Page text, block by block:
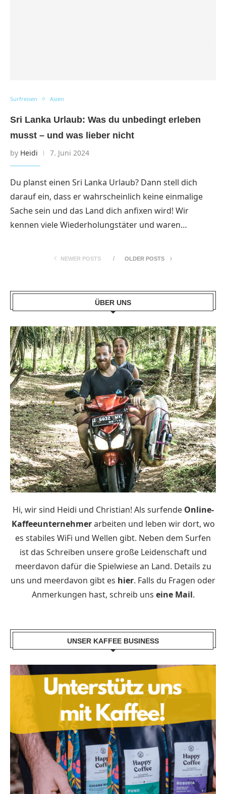
Surfreisen Asien
Sri Lanka Urlaub: Was du unbedingt erleben
musst – und was lieber nicht
by Heidi 7. Juni 2024
Du planst einen Sri Lanka Urlaub? Dann stell dich
darauf ein, dass er wahrscheinlich keine einmalige
Sache sein und das Land dich anfixen wird! Wir
kennen viele Wiederholungstäter und waren…
NEWER POSTS OLDER POSTS
ÜBER UNS
Hi, wir sind Heidi und Christian! Als surfende Online-
Kaffeeunternehmerarbeiten und leben wir dort, wo
es stabiles WiFi und Wellen gibt. Neben dem Surfen
ist das Schreiben unsere große Leidenschaft und
meerdavon dafür die Spielwiese an Land. Details zu
uns und meerdavon gibt es hier. Falls du Fragen oder
Anmerkungen hast, schreib uns eine Mail.
UNSER KAFFEE BUSINESS